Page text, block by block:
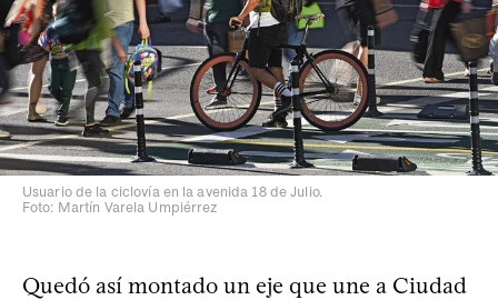
Usuario de la ciclovía en la avenida 18 de Julio.
Foto: Martín Varela Umpiérrez
Quedó así montado un eje que une a Ciudad